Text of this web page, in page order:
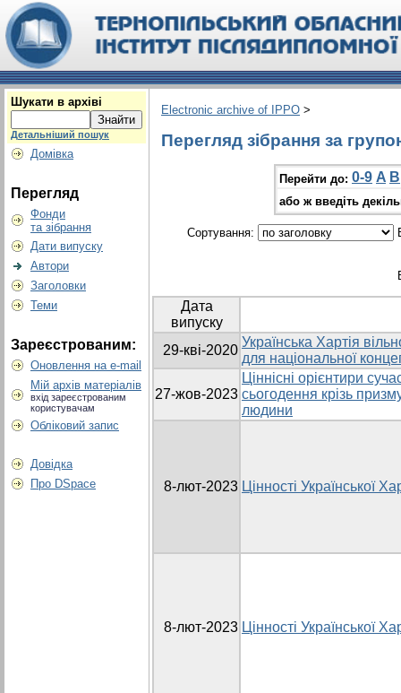
Шукати в архіві
Детальніший пошук
Домівка
Перегляд
Фонди
та зібрання
Дати випуску
Автори
Заголовки
Теми
Зареєстрованим:
Оновлення на e-mail
Мій архів матеріалів
вхід зареєстрованим
користувачам
Обліковий запис
Довідка
Про DSpace
Electronic archive of IPPO >
Перегляд зібрання за
Перейти до: 0-9 A B
або ж введіть
Сортування:
Дата
випуску
29-кві-2020
Українська Хартія
для національної
27-жов-2023
Ціннісні орієнтири
сьогодення крізь
людини
8-лют-2023 Цінності Української
8-лют-2023 Цінності Української